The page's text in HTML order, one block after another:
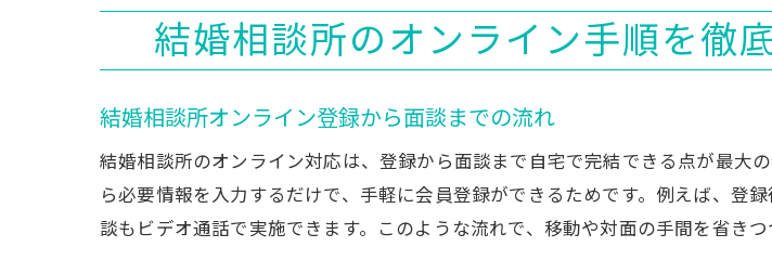
オンライン婚活で不安を感
結婚相談所オンライン利用
新潟県で結婚相談所オンライン
新潟県で結婚相談所オンラ
地元密着なら結婚相談所オ
結婚相談所オンライン対
結婚相談所のオンライン手順を徹
結婚相談所オンライン登録から面談までの流れ
結婚相談所のオンライン対応は、登録から面談まで自宅で完結できる点が最大
ら必要情報を入力するだけで、手軽に会員登録ができるためです。例えば、登
談もビデオ通話で実施できます。このような流れで、移動や対面の手間を省き